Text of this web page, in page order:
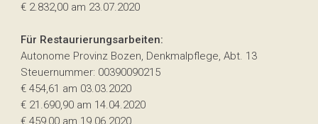
€ 2.832,00 am 23.07.2020
Für Restaurierungsarbeiten:
Autonome Provinz Bozen, Denkmalpflege, Abt. 13
Steuernummer: 00390090215
€ 454,61 am 03.03.2020
€ 21.690,90 am 14.04.2020